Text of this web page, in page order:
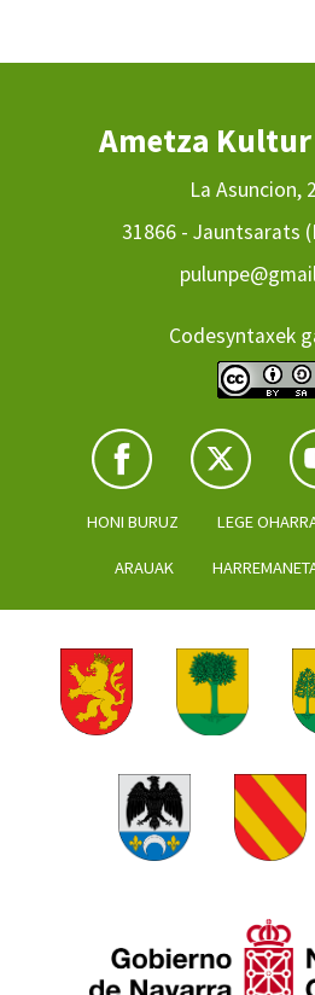
Ametza
La Asuncion,
31866 - Jauntsarats
Codesyntaxek
HONI BURUZ LEGE
ARAUAK